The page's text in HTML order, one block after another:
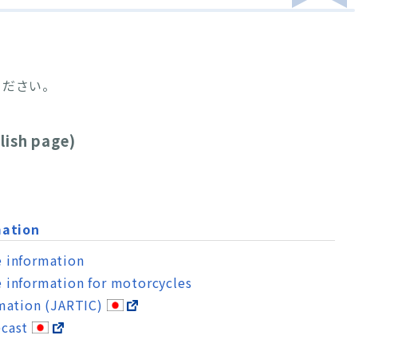
さい。
page)
information
information for motorcycles
(JARTIC)